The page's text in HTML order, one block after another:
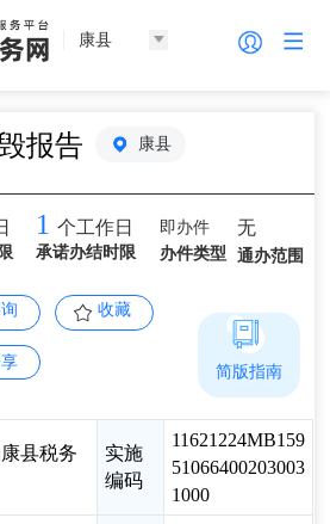
康县
报告 康县
1 个工作日
承诺办结时限
即办件
办件类型
无
通办范围
收藏
县税务
实施
编码
11621224MB159
51066400203003
1000
简版指南